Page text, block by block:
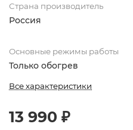
Страна производитель
Россия
Основные режимы работы
Только обогрев
Все характеристики
13 990 ₽